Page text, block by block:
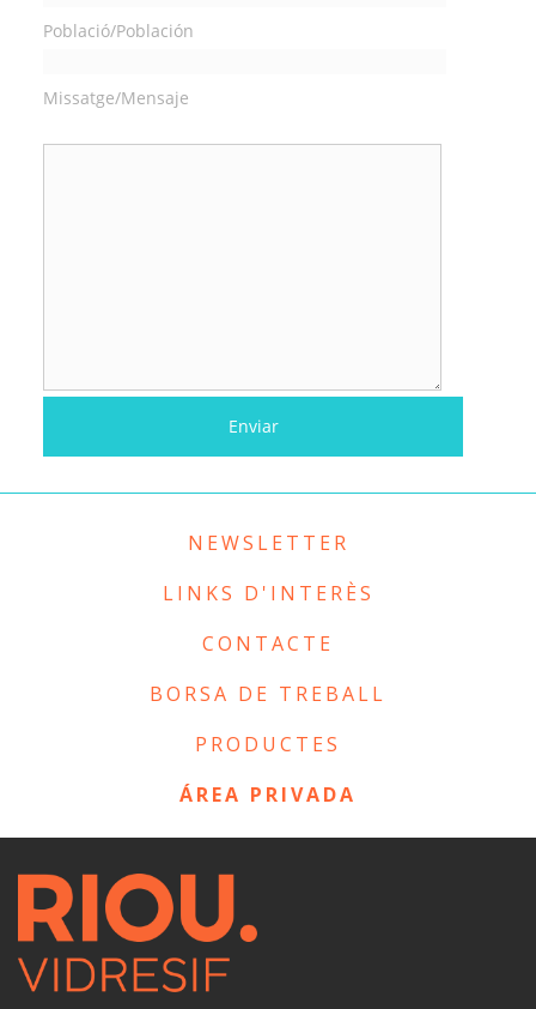
Població/Población
Missatge/Mensaje
NEWSLETTER
LINKS D'INTERÈS
CONTACTE
BORSA DE TREBALL
PRODUCTES
ÁREA PRIVADA